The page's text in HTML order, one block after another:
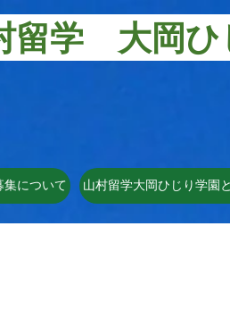
留学 大岡ひ
集について 山村留学大岡ひじり学園